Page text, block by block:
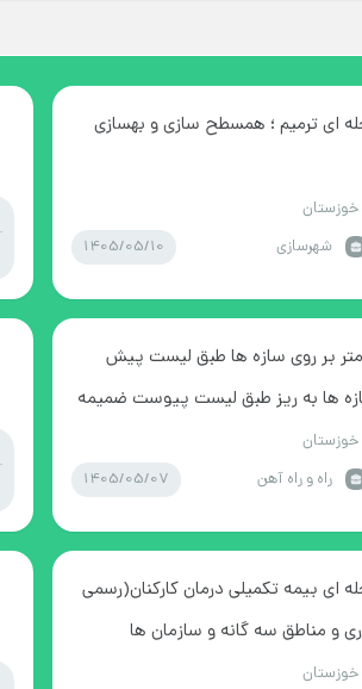
ای ترمیم ؛ همسطح سازی و بهسازی
خوزستان
شهرسازی 1405/05/10
استعلام نصب بنر5000 متر بر روی سازه ها طبق لیست پیش
ها به ریز طبق لیست پیوست ضمیمه
مهر و امضا شود
خوزستان
راه و راه آهن 1405/05/07
ای بیمه تکمیلی درمان کارکنان(رسمی
و مناطق سه گانه و سازمان ها
خوزستان